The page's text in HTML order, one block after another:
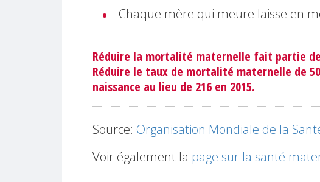
Chaque mère qui meure laisse en
Réduire la mortalité maternelle fait partie de
Réduire le taux de mortalité maternelle de
naissance au lieu de 216 en 2015.
Source: Organisation Mondiale de la
Voir également la page sur la santé